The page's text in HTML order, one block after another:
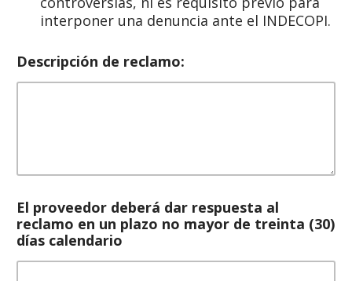
interponer una denuncia ante el INDECOPI.
Descripción de reclamo:
El proveedor deberá dar respuesta al
reclamo en un plazo no mayor de treinta (30)
días calendario